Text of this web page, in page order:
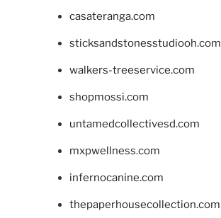
casateranga.com
sticksandstonesstudiooh.com
walkers-treeservice.com
shopmossi.com
untamedcollectivesd.com
mxpwellness.com
infernocanine.com
thepaperhousecollection.com